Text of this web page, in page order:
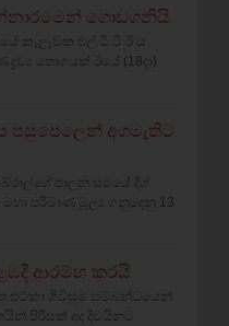
ගොඩගනියි
කැලෑවක එල්.ටී.ටී.ඊ ය
තොගයක් ඊයේ (18දා)
පසුපෙලෙන් අගමැතිට
පාලන සමයේ දීශ්‍
පරිමාණ මූල්‍ය ගනුදෙනු 13
ආරම්භ කරයි
එට්කා ගිවිසුම සම්බන්ධයෙන්
පිරිසක් අද දිවයිනට